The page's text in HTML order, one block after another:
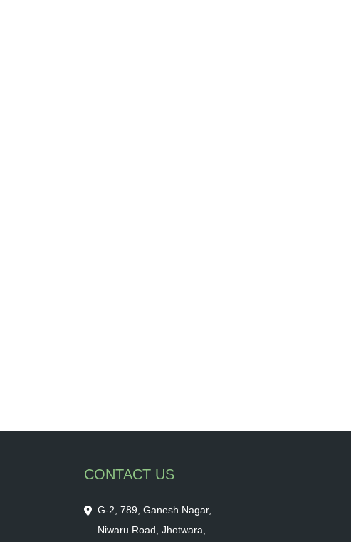
CONTACT US
G-2, 789, Ganesh Nagar,
Niwaru Road, Jhotwara,